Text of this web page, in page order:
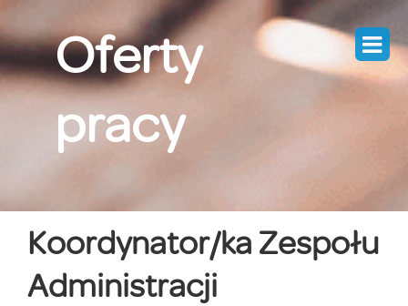
to
contentOferty
pracy
Koordynator/ka Zespołu
Administracji